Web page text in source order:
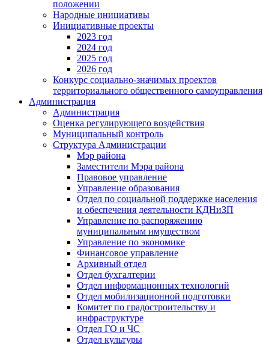
положении
Народные инициативы
Инициативные проекты
2023 год
2024 год
2025 год
2026 год
Конкурс социально-значимых проектов
территориального общественного самоуправления
Администрация
Администрация
Оценка регулирующего воздействия
Муниципальный контроль
Структура Администрации
Мэр района
Заместители Мэра района
Правовое управление
Управление образования
Отдел по социальной поддержке населения
и обеспечения деятельности КДНиЗП
Управление по распоряжению
муниципальным имуществом
Управление по экономике
Финансовое управление
Архивный отдел
Отдел бухгалтерии
Отдел информационных технологий
Отдел мобилизационной подготовки
Комитет по градостроительству и
инфраструктуре
Отдел ГО и ЧС
Отдел культуры